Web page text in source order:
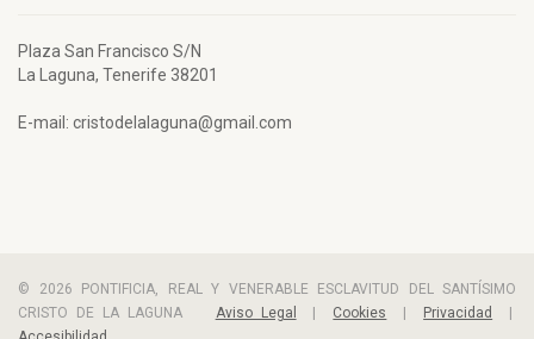
Plaza San Francisco S/N
La Laguna, Tenerife 38201
E-mail: cristodelalaguna@gmail.com
© 2026 PONTIFICIA, REAL Y VENERABLE ESCLAVITUD DEL SANTÍSIMO
CRISTO DE LA LAGUNA Aviso Legal Cookies Privacidad